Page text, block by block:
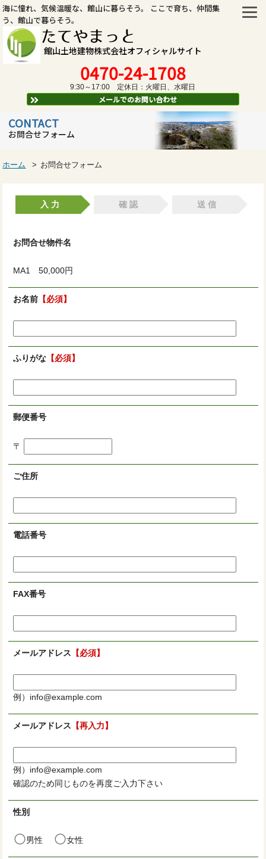
海に憧れ、気候温暖な、館山に暮らそう。 ここで育ち、仲間集
う、館山で暮らそう。
館山土地建物株式会社オフィシャルサイト
0470-24-1708
9:30～17:00 定休日：火曜日、水曜日
メールでのお問い合わせ
CONTACT
お問合せフォーム
ホーム お問合せフォーム
入 力 確 認 送 信
お問合せ物件名
MA1 50,000円
お名前【必須】
ふりがな【必須】
郵便番号
〒
ご住所
電話番号
FAX番号
メールアドレス 【必須】
例）info@example.com
メールアドレス 【再入力】
例）info@example.com
確認のため同じものを再度ご入力下さい
性別
男性 女性